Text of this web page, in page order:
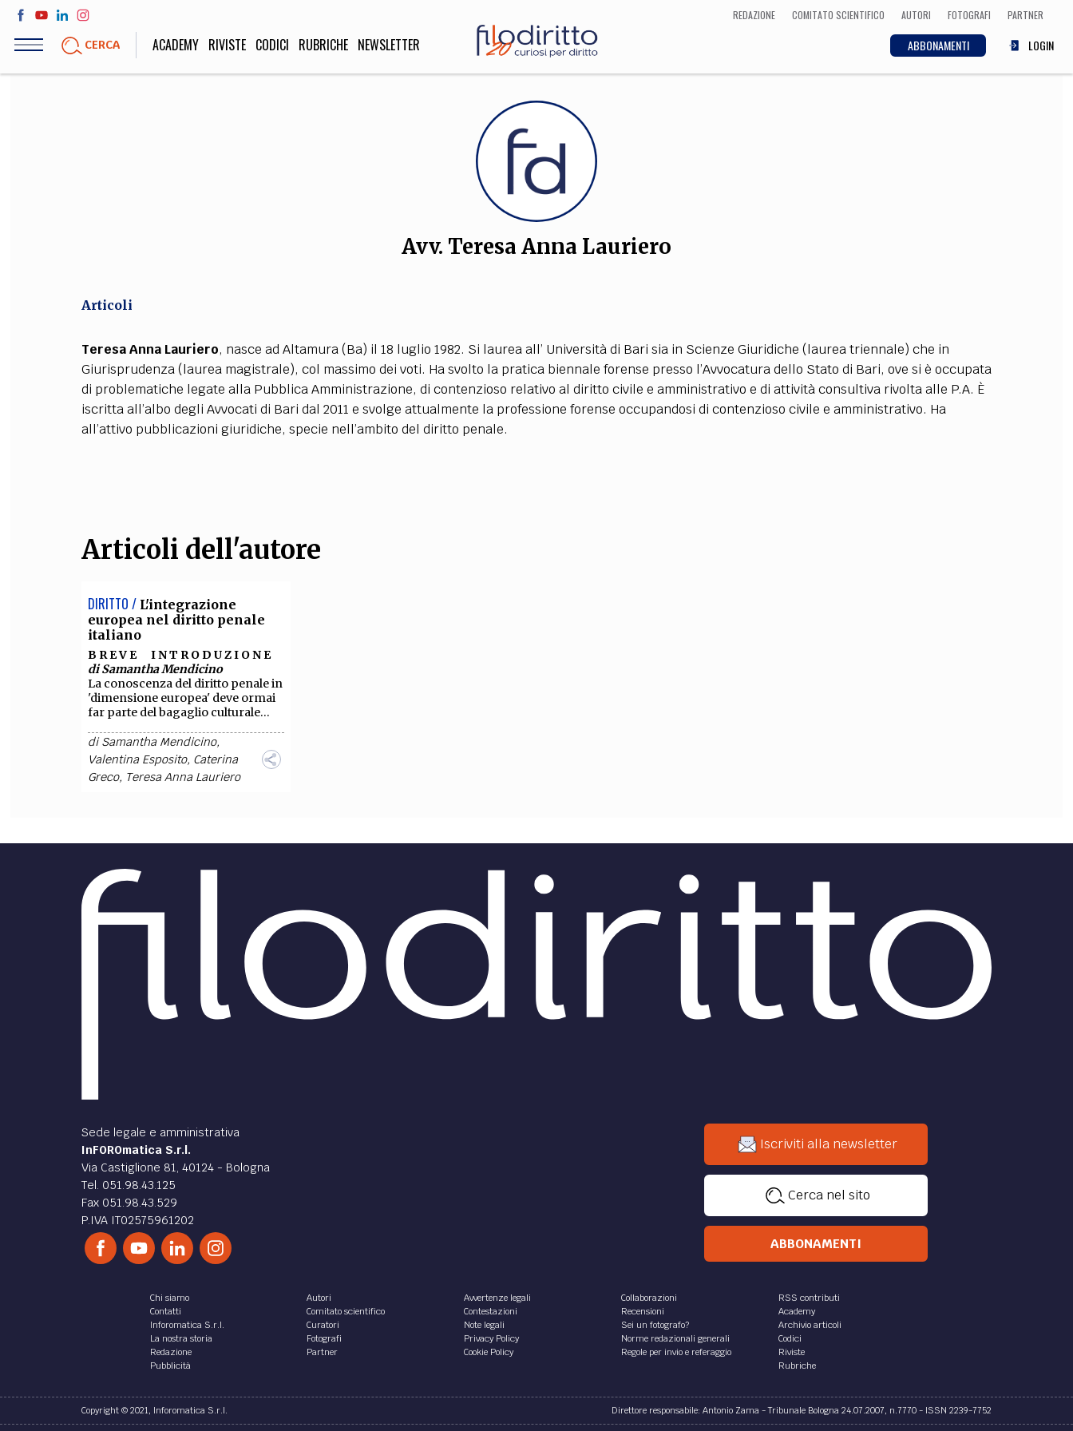
Salta
contenuto
REDAZIONE COMITATO SCIENTIFICO AUTORI FOTOGRAFI PARTNER
CERCA ABBONAMENTI LOGIN
ACADEMY RIVISTE CODICI RUBRICHE NEWSLETTER
DIRITTO
INNOVAZIONE
TEAM
FILODIRITTO REDAZIONE COMITATO SCIENTIFICO AUTORI CURATORI FOTOGRAFI PARTNER COLLABORA CON NOI
Avv. Teresa Anna Lauriero
Articoli
Teresa Anna Lauriero, nasce ad Altamura (Ba) il 18 luglio 1982. Si laurea all’ Università di Bari sia in Scienze Giuridiche (laurea triennale) che in
Giurisprudenza (laurea magistrale), col massimo dei voti. Ha svolto la pratica biennale forense presso l’Avvocatura dello Stato di Bari, ove si è occupata
di problematiche legate alla Pubblica Amministrazione, di contenzioso relativo al diritto civile e amministrativo e di attività consultiva rivolta alle P.A. È
iscritta all’albo degli Avvocati di Bari dal 2011 e svolge attualmente la professione forense occupandosi di contenzioso civile e amministrativo. Ha
all’attivo pubblicazioni giuridiche, specie nell’ambito del diritto penale.
Articoli dell'autore
DIRITTO / L'integrazione
europea nel diritto penale
italiano
B R E V E I N T R O D U Z I O N E
di Samantha Mendicino
La conoscenza del diritto penale in
'dimensione europea' deve ormai
far parte del bagaglio culturale...
diSamantha Mendicino,
Valentina Esposito, Caterina
Greco, Teresa Anna Lauriero
Sede legale e amministrativa
InFOROmatica S.r.l.
Via Castiglione 81, 40124 - Bologna
Tel. 051.98.43.125
Fax 051.98.43.529
P.IVA IT02575961202
Iscriviti alla newsletter
Cerca nel sito
ABBONAMENTI
Chi siamo
Contatti
Inforomatica S.r.l.
La nostra storia
Redazione
Pubblicità
Autori
Comitato scientifico
Curatori
Fotografi
Partner
Avvertenze legali
Contestazioni
Note legali
Privacy Policy
Cookie Policy
Collaborazioni
Recensioni
Sei un fotografo?
Norme redazionali generali
Regole per invio e referaggio
RSS contributi
Academy
Archivio articoli
Codici
Riviste
Rubriche
Copyright © 2021, Inforomatica S.r.l. Direttore responsabile: Antonio Zama - Tribunale Bologna 24.07.2007, n.7770 - ISSN 2239-7752